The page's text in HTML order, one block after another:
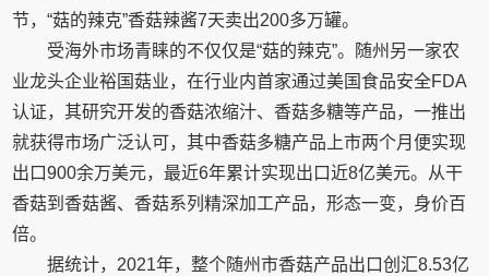
节，“菇的辣克”香菇辣酱7天卖出200多万罐。
受海外市场青睐的不仅仅是“菇的辣克”。随州另一家农
业龙头企业裕国菇业，在行业内首家通过美国食品安全FDA
认证，其研究开发的香菇浓缩汁、香菇多糖等产品，一推出
就获得市场广泛认可，其中香菇多糖产品上市两个月便实现
出口900余万美元，最近6年累计实现出口近8亿美元。从干
香菇到香菇酱、香菇系列精深加工产品，形态一变，身价百
倍。
据统计，2021年，整个随州市香菇产品出口创汇8.53亿